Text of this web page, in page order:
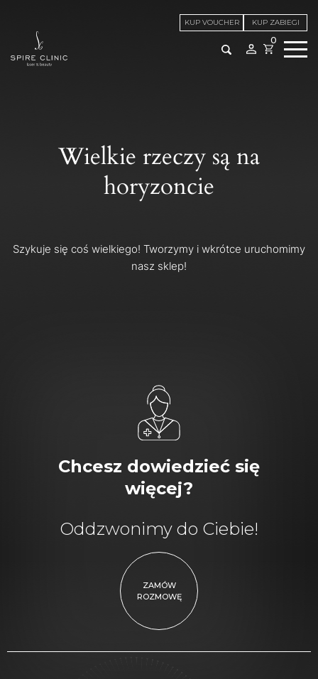
KUP VOUCHER KUP ZABIEGI
0
Wielkie rzeczy są na
horyzoncie
Szykuje się coś wielkiego! Tworzymy i wkrótce uruchomimy
nasz sklep!
Chcesz dowiedzieć się
więcej?
Oddzwonimy do Ciebie!
ZAMÓW
ROZMOWĘ